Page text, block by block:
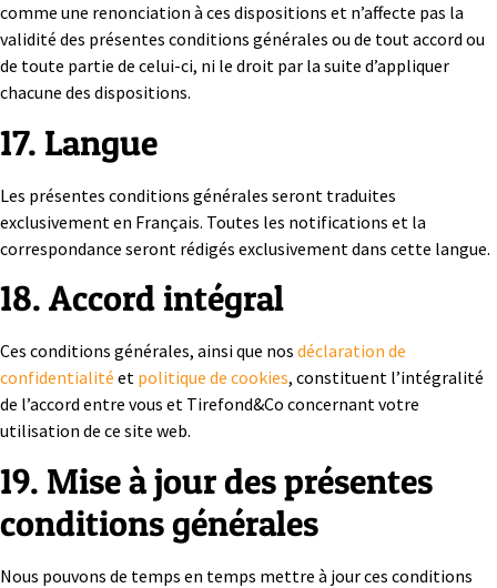
comme une renonciation à ces dispositions et n’affecte pas la
validité des présentes conditions générales ou de tout accord ou
de toute partie de celui-ci, ni le droit par la suite d’appliquer
chacune des dispositions.
17. Langue
Les présentes conditions générales seront traduites
exclusivement en Français. Toutes les notifications et la
correspondance seront rédigés exclusivement dans cette langue.
18. Accord intégral
Ces conditions générales, ainsi que nos déclaration de
confidentialité et politique de cookies, constituent l’intégralité
de l’accord entre vous et Tirefond&Co concernant votre
utilisation de ce site web.
19. Mise à jour des présentes
conditions générales
Nous pouvons de temps en temps mettre à jour ces conditions